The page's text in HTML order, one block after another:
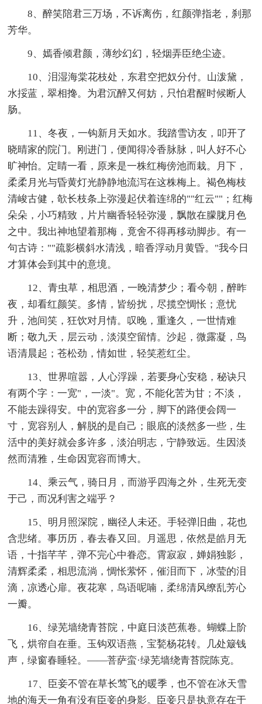
8、醉笑陪君三万场，不诉离伤，红颜弹指老，刹那
芳华。
9、嫣香倾君颜，薄纱幻幻，轻烟弄臣绝尘迹。
10、泪湿海棠花枝处，东君空把奴分付。山泼黛，
水挼蓝，翠相搀。为君沉醉又何妨，只怕君醒时候断人
肠。
11、冬夜，一钩新月天如水。我踏雪访友，叩开了
晓晴家的院门。刚进门，便闻得冷香脉脉，叫人好不心
旷神怡。定睛一看，原来是一株红梅傍池而栽。月下，
柔柔月光与昏黄灯光静静地流泻在这株梅上。褐色梅枝
清峻古健，欹长枝条上弥漫起伏着连绵的""红云""；红梅
朵朵，小巧精致，片片幽香轻轻弥漫，飘散在朦胧月色
之中。我出神地望着那梅，竟舍不得再移动脚步。有一
句古诗：""疏影横斜水清浅，暗香浮动月黄昏。"我今日
才算体会到其中的意境。
12、青虫草，相思酒，一晚清梦少；看今朝，醉昨
夜，却看红颜笑。多情，皆纷扰，尽揽空惆怅；意忧
升，池间笑，狂饮对月情。叹晚，重逢久，一世情难
断；敬九天，层云动，淡漠空留情。沙起，微露凝，鸟
语清晨起；苍松劲，情如世，轻笑惹红尘。
13、世界喧嚣，人心浮躁，若要身心安稳，秘诀只
有两个字：一宽"，一淡"。宽，不能化苦为甘；不淡，
不能去躁得安。中的宽容多一分，脚下的路便会阔一
寸，宽容别人，解脱的是自己；眼底的淡然多一些，生
活中的美好就会多许多，淡泊明志，宁静致远。生因淡
然而清雅，生命因宽容而博大。
14、乘云气，骑日月，而游乎四海之外，生死无变
于己，而况利害之端乎？
15、明月照深院，幽径人未还。手轻弹旧曲，花也
含悲绪。事历历，春去春又回。月遥思，依然是皓月无
语，十指芊芊，弹不完心中眷恋。霄寂寂，婵娟独影，
清辉柔柔，相思流淌，惆怅萦怀，催泪而下，冰莹的泪
滴，凉透心扉。夜花寒，鸟语呢喃，柔绵清风缭乱芳心
一瓣。
16、绿芜墙绕青苔院，中庭日淡芭蕉卷。蝴蝶上阶
飞，烘帘自在垂。玉钩双语燕，宝甃杨花转。几处簸钱
声，绿窗春睡轻。——菩萨蛮·绿芜墙绕青苔院陈克。
17、臣妾不管在草长莺飞的暖季，也不管在冰天雪
地的海天一角有没有臣妾的身影。臣妾只是执意存在于